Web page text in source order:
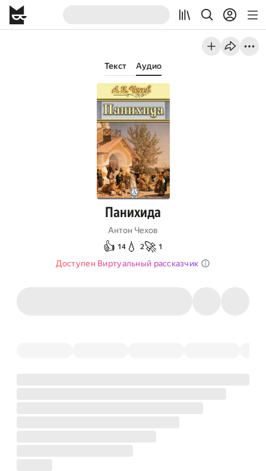
Текст Аудио
Панихида
Антон Чехов
👍 14 💧 2🚀 1
Доступен Виртуальный рассказчик